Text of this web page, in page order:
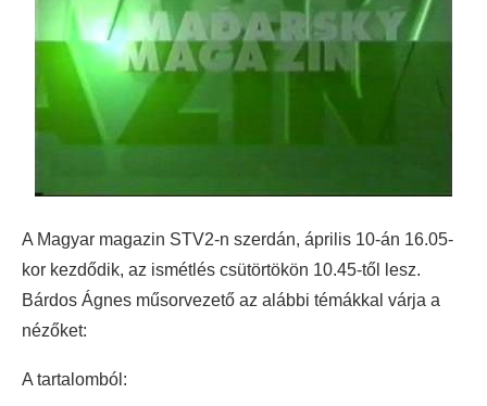
A Magyar magazin STV2-n szerdán, április 10-án 16.05-
kor kezdődik, az ismétlés csütörtökön 10.45-től lesz.
Bárdos Ágnes műsorvezető az alábbi témákkal várja a
nézőket:
A tartalomból: